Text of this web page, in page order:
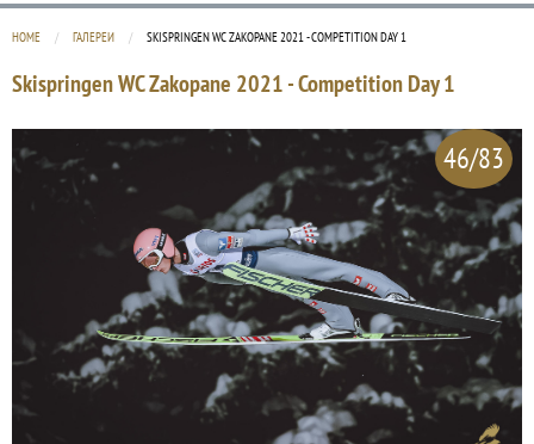
HOME ГАЛЕРЕИ CURRENT:
SKISPRINGEN WC ZAKOPANE 2021 - COMPETITION DAY 1
Skispringen WC Zakopane 2021 - Competition Day 1
46/83